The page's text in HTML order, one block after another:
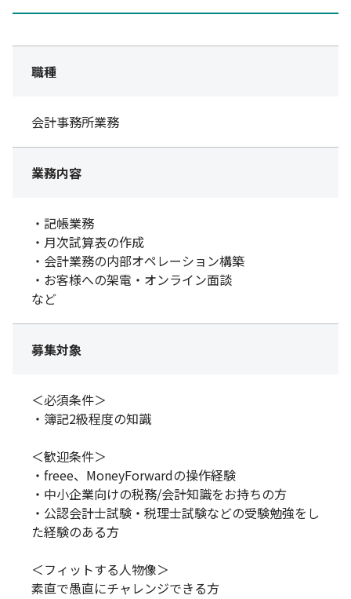
職種
会計事務所業務
業務内容
・記帳業務
・月次試算表の作成
・会計業務の内部オペレーション構築
・お客様への架電・オンライン面談
など
募集対象
＜必須条件＞
・簿記2級程度の知識
＜歓迎条件＞
・freee、MoneyForwardの操作経験
・中小企業向けの税務/会計知識をお持ちの方
・公認会計士試験・税理士試験などの受験勉強をし
た経験のある方
＜フィットする人物像＞
素直で愚直にチャレンジできる方